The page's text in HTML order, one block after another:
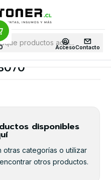
AccesoContacto
· Despachoa Todo Chile · Retiro en
24 Horas
BROTHER
disponibles
categorías o utilizar
otros productos.